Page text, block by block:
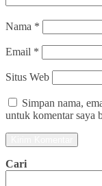
Nama *
Email *
Situs Web
Simpan nama,
untuk komentar saya
Cari